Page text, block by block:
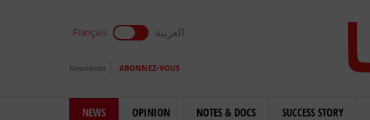
Français العربية
Newsletter ABONNEZ-VOUS
NEWS OPINION NOTES & DOCS SUCCESS STORY